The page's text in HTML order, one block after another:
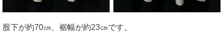
股下が約70㎝、裾幅が約23㎝です。